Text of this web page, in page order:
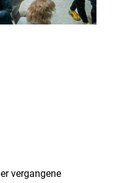
vergangene